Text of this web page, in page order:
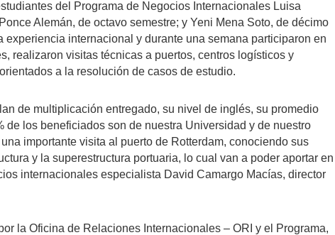
del Programa de Negocios Internacionales Luisa
Alemán, de octavo semestre; y Yeni Mena Soto, de décimo
internacional y durante una semana participaron en
realizaron visitas técnicas a puertos, centros logísticos y
a la resolución de casos de estudio.
de multiplicación entregado, su nivel de inglés, su promedio
los beneficiados son de nuestra Universidad y de nuestro
importante visita al puerto de Rotterdam, conociendo sus
y la superestructura portuaria, lo cual van a poder aportar en
internacionales especialista David Camargo Macías, director
la Oficina de Relaciones Internacionales – ORI y el Programa,